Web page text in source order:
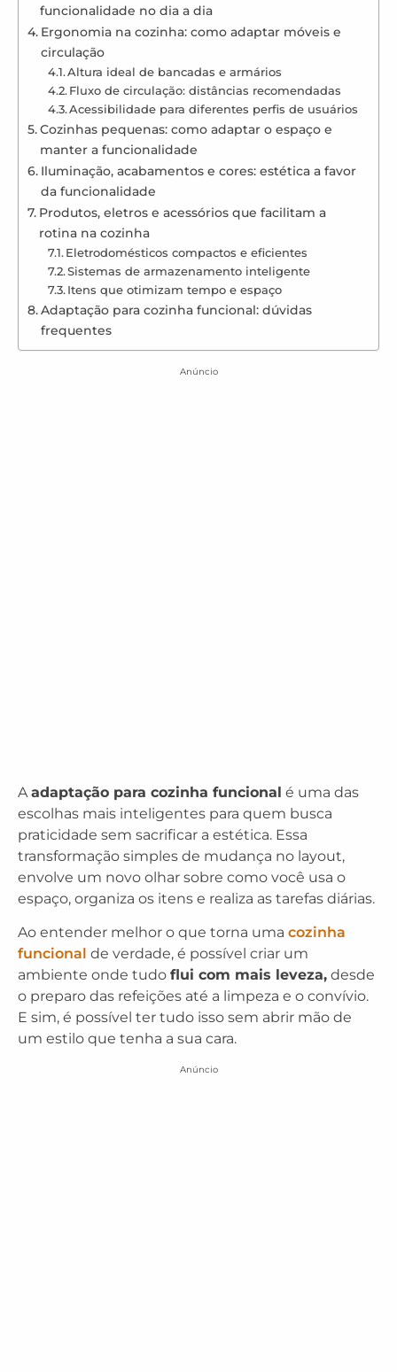
funcionalidade no dia a dia
Ergonomia na cozinha: como adaptar móveis e
circulação
Altura ideal de bancadas e armários
Fluxo de circulação: distâncias recomendadas
Acessibilidade para diferentes perfis de usuários
Cozinhas pequenas: como adaptar o espaço e
manter a funcionalidade
Iluminação, acabamentos e cores: estética a favor
da funcionalidade
Produtos, eletros e acessórios que facilitam a
rotina na cozinha
Eletrodomésticos compactos e eficientes
Sistemas de armazenamento inteligente
Itens que otimizam tempo e espaço
Adaptação para cozinha funcional: dúvidas
frequentes
Anúncio
Aadaptação para cozinha funcional é uma das
escolhas mais inteligentes para quem busca
praticidade sem sacrificar a estética. Essa
transformação simples de mudança no layout,
envolve um novo olhar sobre como você usa o
espaço, organiza os itens e realiza as tarefas diárias.
Ao entender melhor o que torna uma cozinha
funcional de verdade, é possível criar um
ambiente onde tudo flui com mais leveza, desde
o preparo das refeições até a limpeza e o convívio.
E sim, é possível ter tudo isso sem abrir mão de
um estilo que tenha a sua cara.
Anúncio